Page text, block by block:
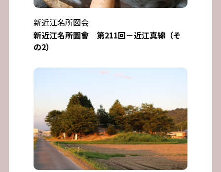
新近江名所図会
新近江名所圖會 第211回－近江真綿（そ
の2）